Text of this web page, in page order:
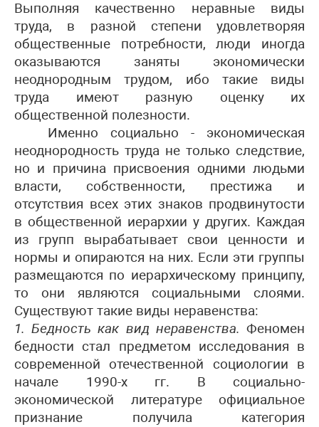
Выполняя качественно неравные виды
труда, в разной степени удовлетворяя
общественные потребности, люди иногда
оказываются заняты экономически
неоднородным трудом, ибо такие виды
труда имеют разную оценку их
общественной полезности.
Именно социально - экономическая
неоднородность труда не только следствие,
но и причина присвоения одними людьми
власти, собственности, престижа и
отсутствия всех этих знаков продвинутости
в общественной иерархии у других. Каждая
из групп вырабатывает свои ценности и
нормы и опираются на них. Если эти группы
размещаются по иерархическому принципу,
то они являются социальными слоями.
Существуют такие виды неравенства:
1. Бедность как вид неравенства. Феномен
бедности стал предметом исследования в
современной отечественной социологии в
начале 1990-х гг. В социально-
экономической литературе официальное
признание получила категория